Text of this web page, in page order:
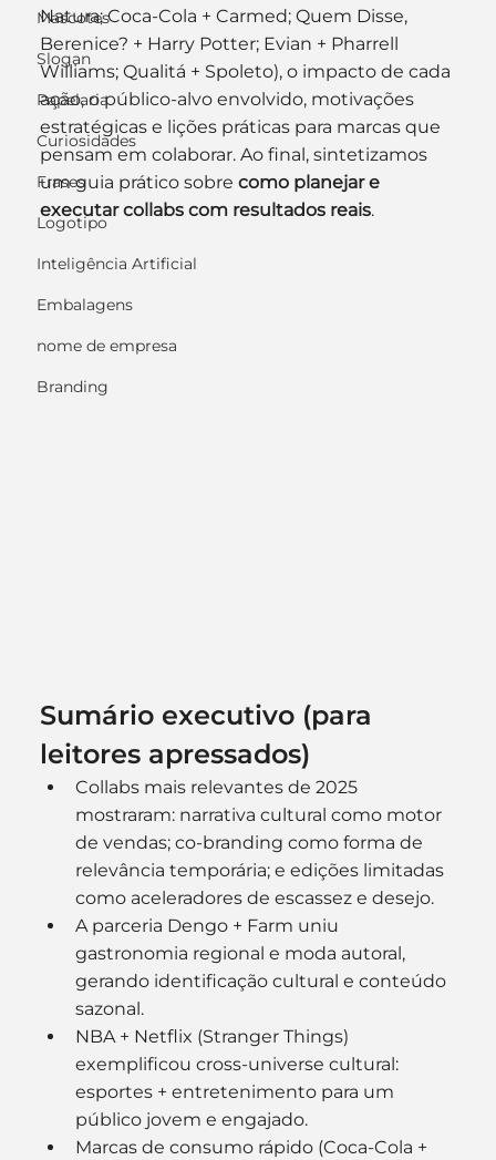
Mascotes
Slogan
Papelaria
Curiosidades
Frases
Logotipo
Inteligência Artificial
Embalagens
nome de empresa
Branding
Natura; Coca-Cola + Carmed; Quem Disse,
Berenice? + Harry Potter; Evian + Pharrell
Williams; Qualitá + Spoleto), o impacto de cada
ação, o público-alvo envolvido, motivações
estratégicas e lições práticas para marcas que
pensam em colaborar. Ao final, sintetizamos
um guia prático sobre como planejar e
executar collabs com resultados reais.
Sumário executivo (para
leitores apressados)
Collabs mais relevantes de 2025
mostraram: narrativa cultural como motor
de vendas; co-branding como forma de
relevância temporária; e edições limitadas
como aceleradores de escassez e desejo.
A parceria Dengo + Farm uniu
gastronomia regional e moda autoral,
gerando identificação cultural e conteúdo
sazonal.
NBA + Netflix (Stranger Things)
exemplificou cross-universe cultural:
esportes + entretenimento para um
público jovem e engajado.
Marcas de consumo rápido (Coca-Cola +